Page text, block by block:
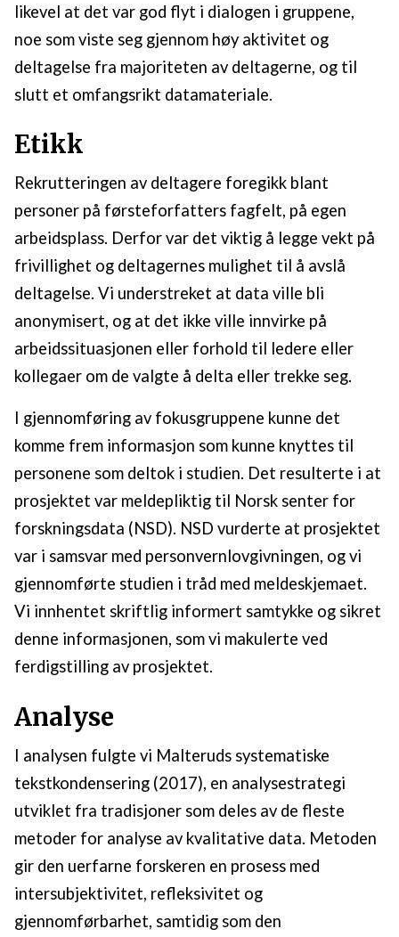
likevel at det var god flyt i dialogen i gruppene,
noe som viste seg gjennom høy aktivitet og
deltagelse fra majoriteten av deltagerne, og til
slutt et omfangsrikt datamateriale.
Etikk
Rekrutteringen av deltagere foregikk blant
personer på førsteforfatters fagfelt, på egen
arbeidsplass. Derfor var det viktig å legge vekt på
frivillighet og deltagernes mulighet til å avslå
deltagelse. Vi understreket at data ville bli
anonymisert, og at det ikke ville innvirke på
arbeidssituasjonen eller forhold til ledere eller
kollegaer om de valgte å delta eller trekke seg.
I gjennomføring av fokusgruppene kunne det
komme frem informasjon som kunne knyttes til
personene som deltok i studien. Det resulterte i at
prosjektet var meldepliktig til Norsk senter for
forskningsdata (NSD). NSD vurderte at prosjektet
var i samsvar med personvernlovgivningen, og vi
gjennomførte studien i tråd med meldeskjemaet.
Vi innhentet skriftlig informert samtykke og sikret
denne informasjonen, som vi makulerte ved
ferdigstilling av prosjektet.
Analyse
I analysen fulgte vi Malteruds systematiske
tekstkondensering (2017), en analysestrategi
utviklet fra tradisjoner som deles av de fleste
metoder for analyse av kvalitative data. Metoden
gir den uerfarne forskeren en prosess med
intersubjektivitet, refleksivitet og
gjennomførbarhet, samtidig som den